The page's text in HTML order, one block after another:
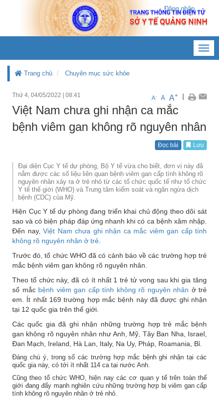
Đăng nhập
Trang chủ Chuyên mục sức khỏe
Thứ 4, 04/05/2022 08:41 A- A A+
Việt Nam chưa ghi nhận ca mắc
bệnh viêm gan không rõ nguyên nhân
Đọc bài Lưu
Đại diện Cục Y tế dự phòng, Bộ Y tế vừa cho biết, đơn vị này đã
nắm được các số liệu liên quan bệnh viêm gan cấp tính không rõ
nguyên nhân xảy ra ở trẻ nhỏ từ các tổ chức quốc tế như tổ chức
Y tế thế giới (WHO) và Trung tâm kiểm soát và ngăn ngừa dịch
bệnh (CDC) của Mỹ.
Hiện Cục Y tế dự phòng đang triển khai chủ động theo dõi sát
sao và có biện pháp đáp ứng nhanh khi có ca bệnh xâm nhập.
Đến nay, Việt Nam chưa ghi nhận ca mắc viêm gan cấp tính
không rõ nguyên nhân ở trẻ.
Trước đó, tổ chức WHO đã có cảnh báo về các trường hợp trẻ
mắc bệnh viêm gan không rõ nguyên nhân.
Theo tổ chức này, đã có ít nhất 1 trẻ tử vong sau khi gia tăng
số mắc bệnh viêm gan cấp tính không rõ nguyên nhân ở trẻ
em. Ít nhất 169 trường hợp mắc bệnh này đã được ghi nhận
tại 12 quốc gia trên thế giới.
Các quốc gia đã ghi nhận những trường hợp trẻ mắc bệnh
gan không rõ nguyên nhân như Anh, Mỹ, Tây Ban Nha, Israel,
Đan Mạch, Ireland, Hà Lan, Italy, Na Uy, Pháp, Roamania, Bỉ.
Đáng chú ý, trong số các trường hợp mắc bệnh ghi nhận tại các
quốc gia này, có tới ít nhất 114 ca tại nước Anh.
Cũng theo tổ chức WHO, hiện nay các cơ quan y tế trên toàn thế
giới đang đẩy mạnh nghiên cứu những trường hợp bị viêm gan cấp
tính không rõ nguyên nhân ở trẻ nhỏ.